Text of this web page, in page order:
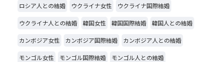
ロシア人との結婚 ウクライナ女性 ウクライナ国際結婚
ウクライナ人との結婚 韓国女性 韓国国際結婚 韓国人との結婚
カンボジア女性 カンボジア国際結婚 カンボジア人との結婚
モンゴル女性 モンゴル国際結婚 モンゴル人との結婚